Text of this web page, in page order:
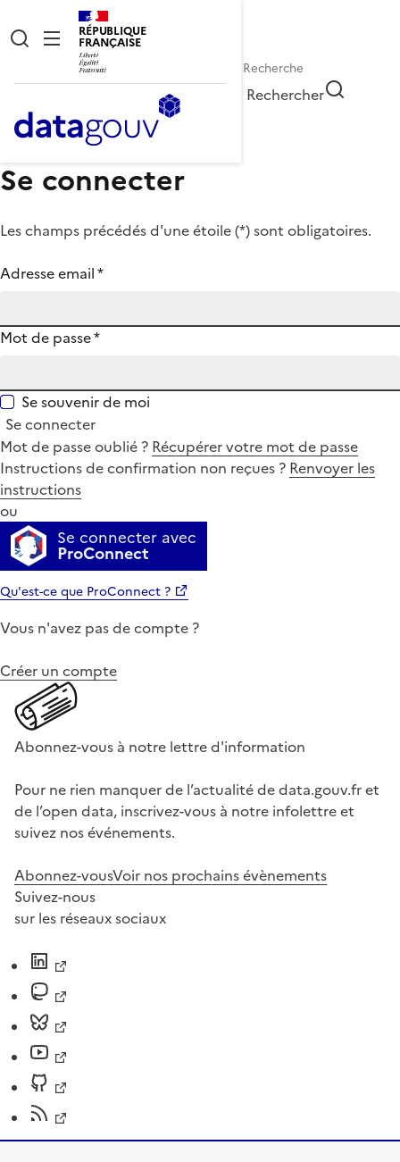
RÉPUBLIQUE
FRANÇAISE
Rechercher
Se connecter
Les champs précédés d'une étoile (*) sont obligatoires.
Adresse email*
Mot de passe*
Se souvenir de moi
Se connecter
Mot de passe oublié ? Récupérer votre mot de passe
Instructions de confirmation non reçues ? Renvoyer les
instructions
ou
Se connecter avec
ProConnect
Qu'est-ce que ProConnect ?
Vous n'avez pas de compte ?
Créer un compte
Abonnez-vous à notre lettre d'information
Pour ne rien manquer de l’actualité de data.gouv.fr et
de l’open data, inscrivez-vous à notre infolettre et
suivez nos événements.
Abonnez-vousVoir nos prochains évènements
Suivez-nous
sur les réseaux sociaux